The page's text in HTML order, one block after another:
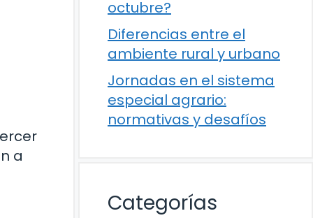
a
octubre?
Diferencias entre el
ambiente rural y urbano
Jornadas en el sistema
especial agrario:
normativas y desafíos
Categorías